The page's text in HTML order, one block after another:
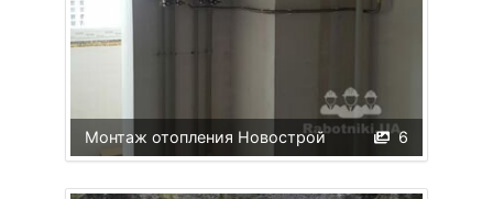
6
Монтаж отопления Новострой